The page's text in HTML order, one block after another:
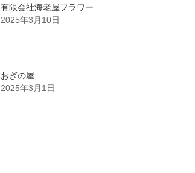
有限会社海老屋フラワー
2025年3月10日
おぎの屋
2025年3月1日